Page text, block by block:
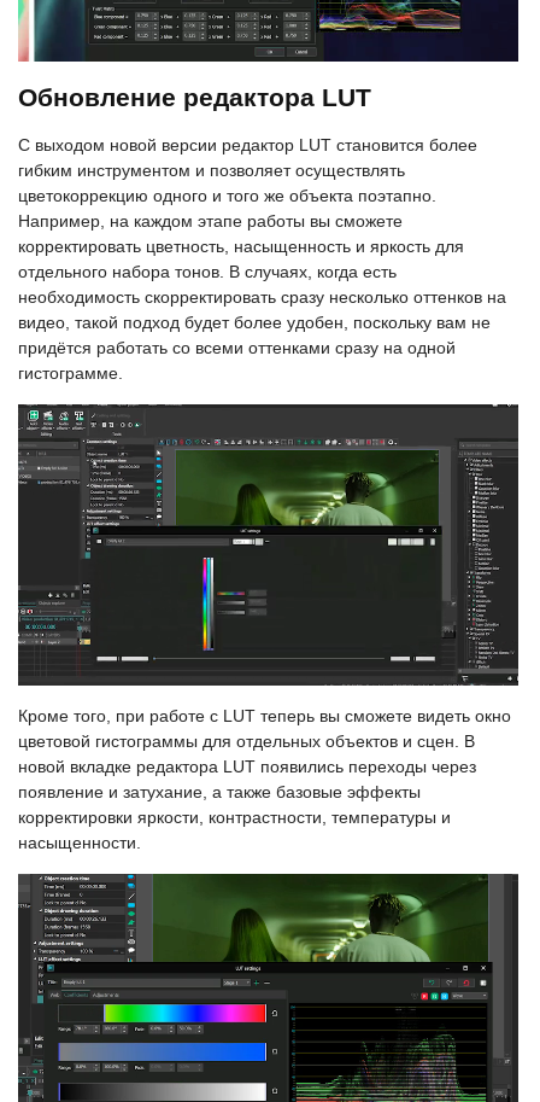
Обновление редактора LUT
С выходом новой версии редактор LUT становится более
гибким инструментом и позволяет осуществлять
цветокоррекцию одного и того же объекта поэтапно.
Например, на каждом этапе работы вы сможете
корректировать цветность, насыщенность и яркость для
отдельного набора тонов. В случаях, когда есть
необходимость скорректировать сразу несколько оттенков на
видео, такой подход будет более удобен, поскольку вам не
придётся работать со всеми оттенками сразу на одной
гистограмме.
Кроме того, при работе с LUT теперь вы сможете видеть окно
цветовой гистограммы для отдельных объектов и сцен. В
новой вкладке редактора LUT появились переходы через
появление и затухание, а также базовые эффекты
корректировки яркости, контрастности, температуры и
насыщенности.